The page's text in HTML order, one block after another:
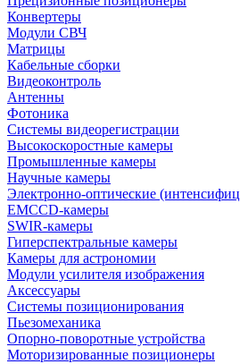
Конвертеры
Модули СВЧ
Матрицы
Кабельные сборки
Видеоконтроль
Антенны
Фотоника
Cистемы видеорегистрации
Высокоскоростные камеры
Промышленные камеры
Научные камеры
Электронно-оптические
EMCCD-камеры
SWIR-камеры
Гиперспектральные камеры
Камеры для астрономии
Модули усилителя изображения
Аксессуары
Системы позиционирования
Пьезомеханика
Опорно-поворотные устройства
Моторизированные позиционеры